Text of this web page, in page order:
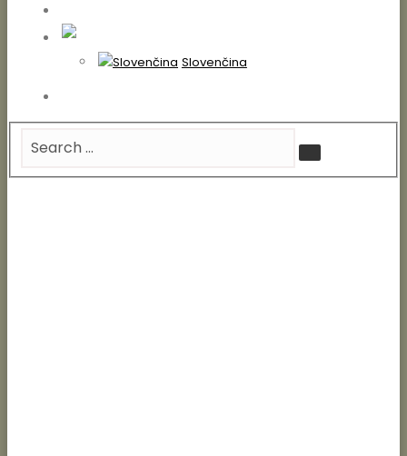
Slovenčina